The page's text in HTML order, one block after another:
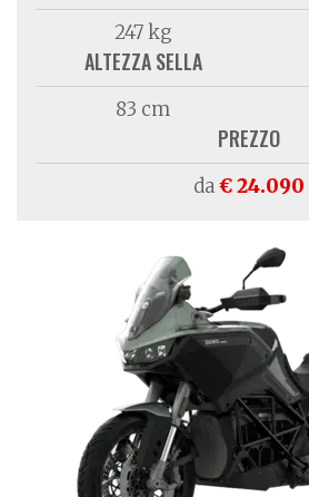
247 kg
ALTEZZA SELLA
83 cm
PREZZO
da€ 24.090